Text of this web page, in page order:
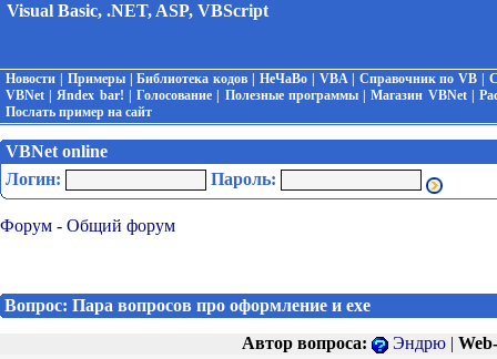
Visual Basic, .NET, ASP, VBScript
Новости Примеры|Библиотека кодов |НеЧаВо VBA| Справочник по VB |
VBNet |Яndex bar! |Голосование Полезные программы|Магазин VBNet|
Послать пример на сайт
VBNet online
Логин:
Пароль:
Форум - Общий форум
Вопрос: Пара вопросов про оформление и ехе
Автор вопроса:
Эндрю |